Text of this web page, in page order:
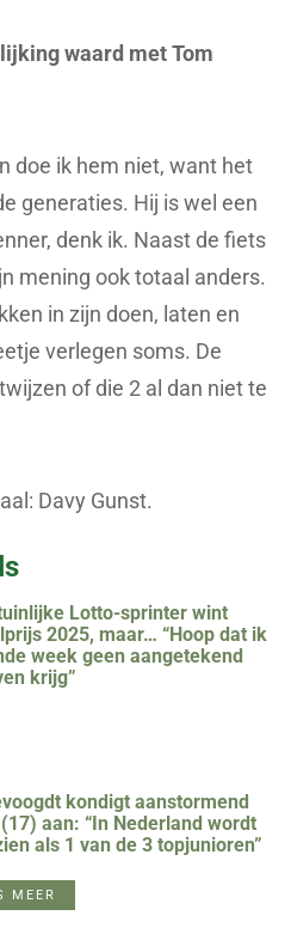
waard met Tom
doe ik hem niet, want het
generaties. Hij is wel een
denk ik. Naast de fiets
mening ook totaal anders.
in zijn doen, laten en
verlegen soms. De
of die 2 al dan niet te
Davy Gunst.
Lotto-sprinter wint
2025, maar… “Hoop dat ik
week geen aangetekend
krijg”
kondigt aanstormend
aan: “In Nederland wordt
als 1 van de 3 topjunioren”
MEER